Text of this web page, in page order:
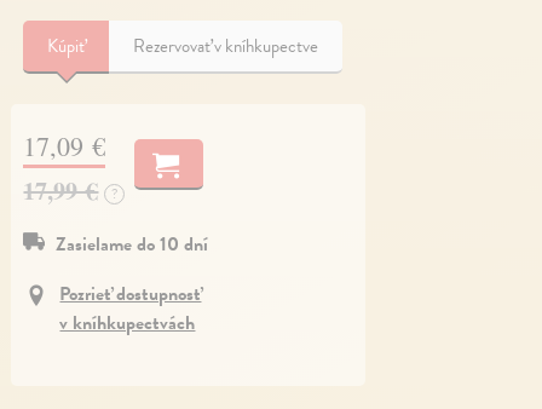
Kúpiť Rezervovať v kníhkupectve
17,09 €
17,99 € ?
Zasielame do 10 dní
Pozrieť dostupnosť
v kníhkupectvách